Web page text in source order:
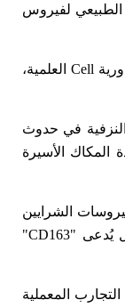
الطبيعي لفيروس
وبحسب التقرير الذي نشر يوم الجمعة في دورية Cell العلمية،
في حدوث
الأسيرة
الشرايين
القردية هو كيفية استهدافها لجزيء مستقبِل يُدعى "CD163"
المعملية